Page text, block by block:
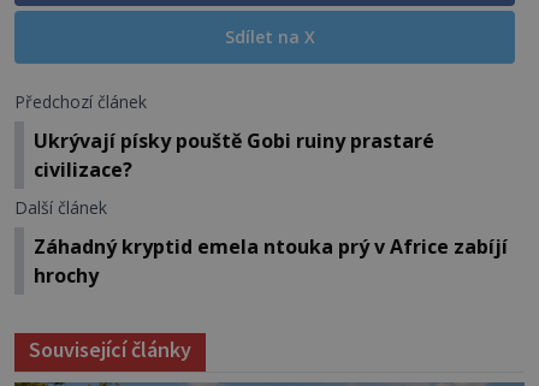
Sdílet na X
Předchozí článek
Ukrývají písky pouště Gobi ruiny prastaré
civilizace?
Další článek
Záhadný kryptid emela ntouka prý v Africe zabíjí
hrochy
Související články